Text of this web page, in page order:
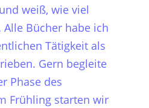
weiß, wie viel
Bücher habe ich
Tätigkeit als
Gern begleite
Phase des
Frühling starten wir